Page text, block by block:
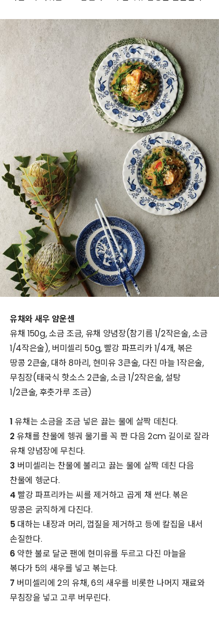
유채와 새우 얌운센
유채 150g, 소금 조금, 유채 양념장(참기름 1/2작은술, 소금
1/4작은술), 버미셀리 50g, 빨강 파프리카 1/4개, 볶은
땅콩 2큰술, 대하 8마리, 현미유 3큰술, 다진 마늘 1작은술,
무침장(태국식 핫소스 2큰술, 소금 1/2작은술, 설탕
1/2큰술, 후춧가루 조금)
1 유채는 소금을 조금 넣은 끓는 물에 살짝 데친다.
2 유채를 찬물에 헹궈 물기를 꼭 짠 다음 2cm 길이로 잘라
유채 양념장에 무친다.
3 버미셀리는 찬물에 불리고 끓는 물에 살짝 데친 다음
찬물에 헹군다.
4 빨강 파프리카는 씨를 제거하고 곱게 채 썬다. 볶은
땅콩은 굵직하게 다진다.
5대하는 내장과 머리, 껍질을 제거하고 등에 칼집을 내서
손질한다.
6 약한 불로 달군 팬에 현미유를 두르고 다진 마늘을
볶다가 5의 새우를 넣고 볶는다.
7 버미셀리에 2의 유채, 6의 새우를 비롯한 나머지 재료와
무침장을 넣고 고루 버무린다.